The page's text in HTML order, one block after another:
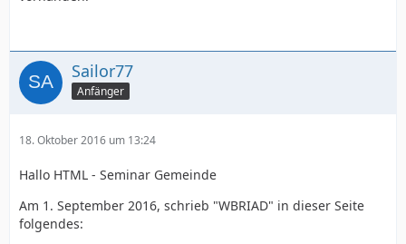
Sailor77
Anfänger
18. Oktober 2016 um 13:24
Hallo HTML - Seminar Gemeinde
Am 1. September 2016, schrieb "WBRIAD" in dieser Seite
folgendes: